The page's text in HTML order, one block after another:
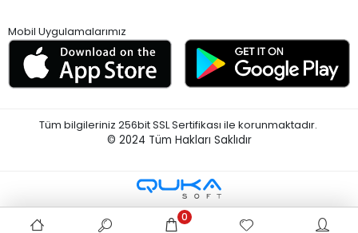
Mobil Uygulamalarımız
Tüm bilgileriniz 256bit SSL Sertifikası ile korunmaktadır.
© 2024 Tüm Hakları Saklıdır
0